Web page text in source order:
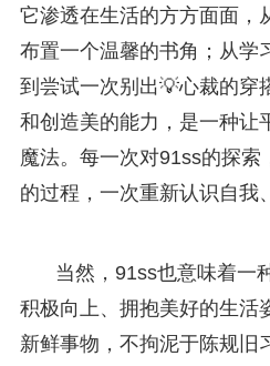
它渗透在生活的方方面面，
布置一个温馨的书角；从学
到尝试一次别出💡心裁的穿
和创造美的能力，是一种让
魔法。每一次对91ss的探
的过程，一次重新认识自我
当然，91ss也意味着一
积极向上、拥抱美好的生活
新鲜事物，不拘泥于陈规旧